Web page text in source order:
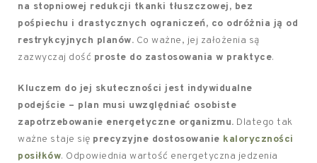
na stopniowej redukcji tkanki tłuszczowej, bez
pośpiechu i drastycznych ograniczeń, co odróżnia ją od
restrykcyjnych planów. Co ważne, jej założenia są
zazwyczaj dość proste do zastosowania w praktyce.
Kluczem do jej skuteczności jest indywidualne
podejście – plan musi uwzględniać osobiste
zapotrzebowanie energetyczne organizmu. Dlatego tak
ważne staje się precyzyjne dostosowanie kaloryczności
posiłków. Odpowiednia wartość energetyczna jedzenia